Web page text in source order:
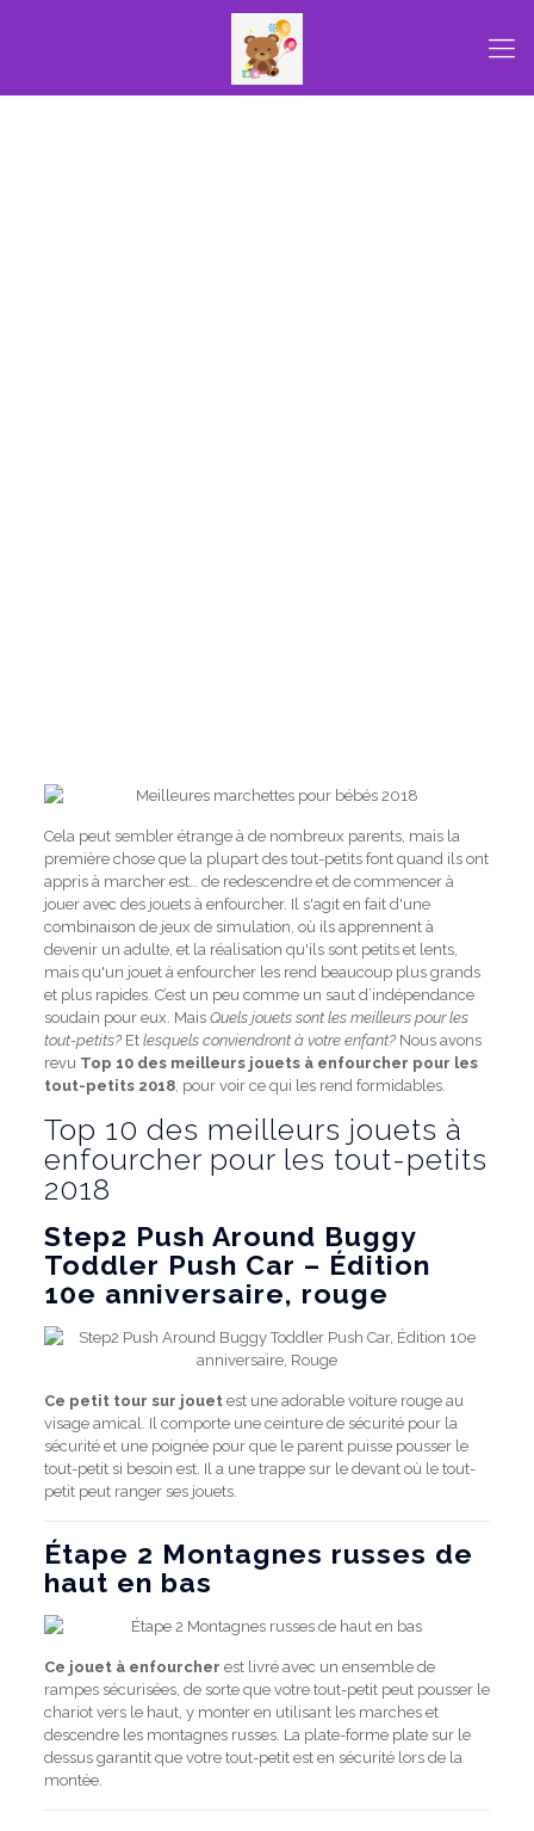
Cela peut sembler étrange à de nombreux parents, mais la
première chose que la plupart des tout-petits font quand ils ont
appris à marcher est… de redescendre et de commencer à
jouer avec des jouets à enfourcher. Il s'agit en fait d'une
combinaison de jeux de simulation, où ils apprennent à
devenir un adulte, et la réalisation qu'ils sont petits et lents,
mais qu'un jouet à enfourcher les rend beaucoup plus grands
et plus rapides. C’est un peu comme un saut d’indépendance
soudain pour eux. Mais Quels jouets sont les meilleurs pour les
tout-petits?Et lesquels conviendront à votre enfant?Nous avons
revu Top 10 des meilleurs jouets à enfourcher pour les
tout-petits 2018, pour voir ce qui les rend formidables.
Top 10 des meilleurs jouets à
enfourcher pour les tout-petits
2018
Step2 Push Around Buggy
Toddler Push Car – Édition
10e anniversaire, rouge
Ce petit tour sur jouetest une adorable voiture rouge au
visage amical. Il comporte une ceinture de sécurité pour la
sécurité et une poignée pour que le parent puisse pousser le
tout-petit si besoin est. Il a une trappe sur le devant où le tout-
petit peut ranger ses jouets.
Étape 2 Montagnes russes de
haut en bas
Ce jouet à enfourcher est livré avec un ensemble de
rampes sécurisées, de sorte que votre tout-petit peut pousser le
chariot vers le haut, y monter en utilisant les marches et
descendre les montagnes russes. La plate-forme plate sur le
dessus garantit que votre tout-petit est en sécurité lors de la
montée.